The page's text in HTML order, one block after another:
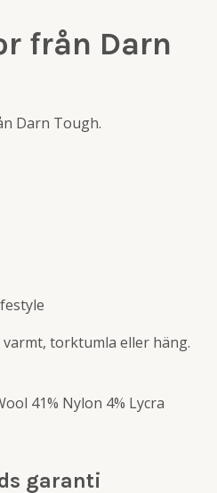
från Darn
Darn Tough.
torktumla eller häng.
41% Nylon 4% Lycra
garanti